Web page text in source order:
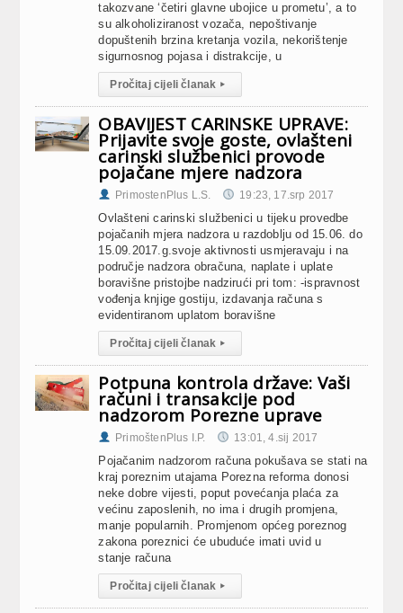
takozvane ‘četiri glavne ubojice u prometu’, a to
su alkoholiziranost vozača, nepoštivanje
dopuštenih brzina kretanja vozila, nekorištenje
sigurnosnog pojasa i distrakcije, u
Pročitaj cijeli članak ▸
OBAVIJEST CARINSKE UPRAVE:
Prijavite svoje goste, ovlašteni
carinski službenici provode
pojačane mjere nadzora
PrimostenPlus L.S. 19:23, 17.srp 2017
Ovlašteni carinski službenici u tijeku provedbe
pojačanih mjera nadzora u razdoblju od 15.06. do
15.09.2017.g.svoje aktivnosti usmjeravaju i na
područje nadzora obračuna, naplate i uplate
boravišne pristojbe nadzirući pri tom: -ispravnost
vođenja knjige gostiju, izdavanja računa s
evidentiranom uplatom boravišne
Pročitaj cijeli članak ▸
Potpuna kontrola države: Vaši
računi i transakcije pod
nadzorom Porezne uprave
PrimoštenPlus I.P. 13:01, 4.sij 2017
Pojačanim nadzorom računa pokušava se stati na
kraj poreznim utajama Porezna reforma donosi
neke dobre vijesti, poput povećanja plaća za
većinu zaposlenih, no ima i drugih promjena,
manje popularnih. Promjenom općeg poreznog
zakona poreznici će ubuduće imati uvid u
stanje računa
Pročitaj cijeli članak ▸